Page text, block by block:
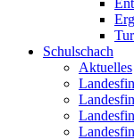
Schulschach
Aktuelles